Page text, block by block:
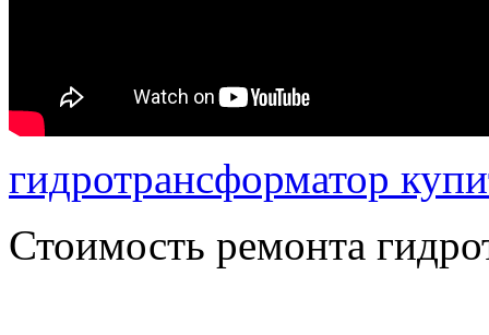
гидротрансформатор
Стоимость ремонта